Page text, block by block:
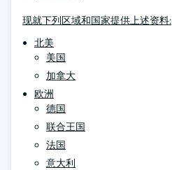
现就下列区域和国家提供上述资料:
北美
美国
加拿大
欧洲
德国
联合王国
法国
意大利